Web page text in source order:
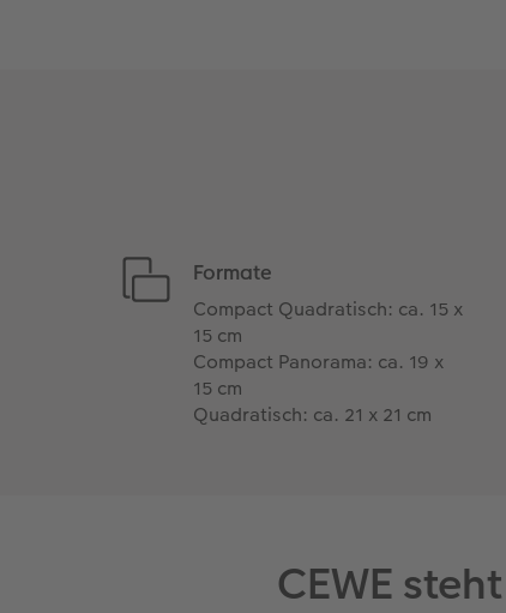
Formate
Compact Quadratisch: ca. 15 x
15 cm
Compact Panorama: ca. 19 x
15 cm
Quadratisch: ca. 21 x 21 cm
CEWE